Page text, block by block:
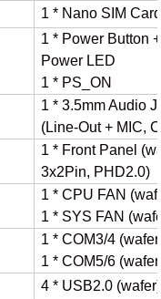
1 * Nano SIM
1 * Power Button +
Power LED
1 * PS_ON
1 * 3.5mm Audio
(Line-Out + MIC,
1 * Front Panel
3x2Pin, PHD2.0)
1 * CPU FAN
1 * SYS FAN
1 * COM3/4
1 * COM5/6
4 * USB2.0 (wafer)